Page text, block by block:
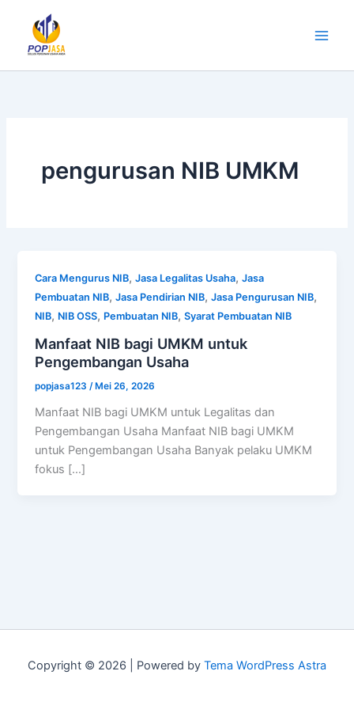
konten
pengurusan NIB UMKM
Cara Mengurus NIB,Jasa Legalitas Usaha,Jasa
Pembuatan NIB,Jasa Pendirian NIB,Jasa Pengurusan NIB,
NIB, NIB OSS, Pembuatan NIB,Syarat Pembuatan NIB
Manfaat NIB bagi UMKM untuk
Pengembangan Usaha
popjasa123 /Mei 26, 2026
Manfaat NIB bagi UMKM untuk Legalitas dan
Pengembangan Usaha Manfaat NIB bagi UMKM
untuk Pengembangan Usaha Banyak pelaku UMKM
fokus […]
Copyright © 2026 | Powered by Tema WordPress Astra